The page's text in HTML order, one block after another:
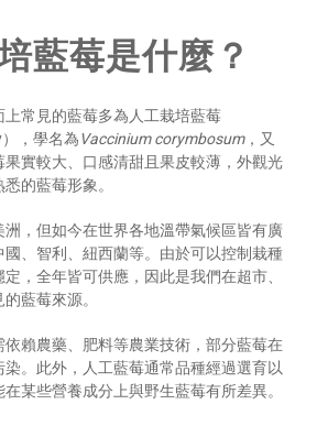
藍莓是什麼？
常見的藍莓多為人工栽培藍莓
），學名為Vaccinium corymbosum，又
實較大、口感清甜且果皮較薄，外觀光
的藍莓形象。
洲，但如今在世界各地溫帶氣候區皆有廣
、智利、紐西蘭等。由於可以控制栽種
，全年皆可供應，因此是我們在超市、
藍莓來源。
賴農藥、肥料等農業技術，部分藍莓在
。此外，人工藍莓通常品種經過選育以
某些營養成分上與野生藍莓有所差異。